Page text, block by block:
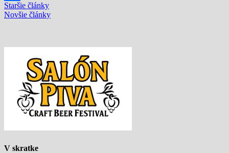
Share
Navigácia
v
Staršie články
Novšie články
V skratke